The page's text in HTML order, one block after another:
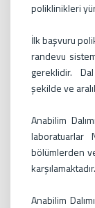
poliklinikleri
İlk başvuru
randevu
gereklidir.
şekilde ve
Anabilim
laboratuarlar
bölümlerden
karşılamaktadır.
Anabilim